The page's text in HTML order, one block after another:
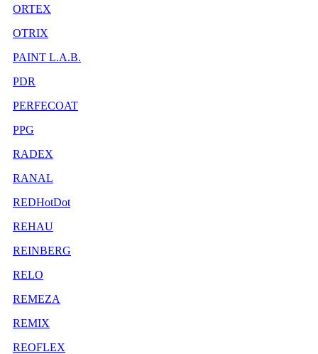
ORTEX
OTRIX
PAINT L.A.B.
PDR
PERFECOAT
PPG
RADEX
RANAL
REDHotDot
REHAU
REINBERG
RELO
REMEZA
REMIX
REOFLEX